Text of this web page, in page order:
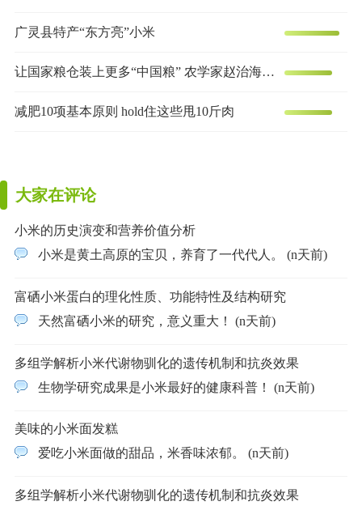
广灵县特产“东方亮”小米
让国家粮仓装上更多“中国粮” 农学家赵治海的谷子梦
减肥10项基本原则 hold住这些甩10斤肉
大家在评论
小米的历史演变和营养价值分析
小米是黄土高原的宝贝，养育了一代代人。 (n天前)
富硒小米蛋白的理化性质、功能特性及结构研究
天然富硒小米的研究，意义重大！ (n天前)
多组学解析小米代谢物驯化的遗传机制和抗炎效果
生物学研究成果是小米最好的健康科普！ (n天前)
美味的小米面发糕
爱吃小米面做的甜品，米香味浓郁。 (n天前)
多组学解析小米代谢物驯化的遗传机制和抗炎效果